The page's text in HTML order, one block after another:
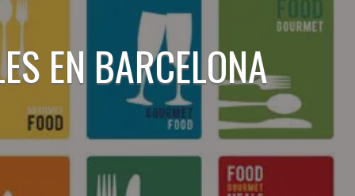
EN BARCELONA